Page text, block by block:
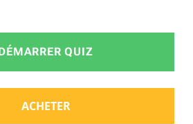
DE LOISIRS
DE SERVICE
QUIZ
ACHETER